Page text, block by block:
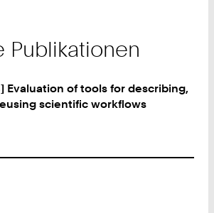
Publikationen
Evaluation of tools for describing,
scientific workflows